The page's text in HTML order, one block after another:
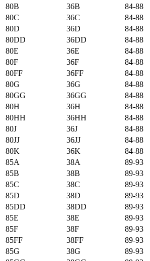
80B
36B 84-88
80C
36C 84-88
80D
36D 84-88
80DD
36DD 84-88
80E
36E 84-88
80F
36F 84-88
80FF
36FF 84-88
80G
36G 84-88
80GG
36GG 84-88
80H
36H 84-88
80HH
36HH 84-88
80J
36J 84-88
80JJ
36JJ 84-88
80K
36K 84-88
85А
38А 89-93
85B
38B 89-93
85C
38C 89-93
85D
38D 89-93
85DD
38DD 89-93
85E
38E 89-93
85F
38F 89-93
85FF
38FF 89-93
85G
38G 89-93